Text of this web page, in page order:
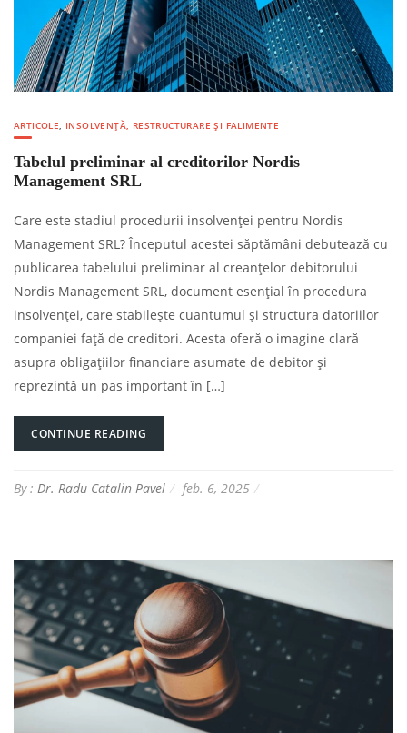
ARTICOLE, INSOLVENȚĂ, RESTRUCTURARE ȘI FALIMENTE
Tabelul preliminar al creditorilor Nordis
Management SRL
Care este stadiul procedurii insolvenței pentru Nordis
Management SRL? Începutul acestei săptămâni debutează cu
publicarea tabelului preliminar al creanțelor debitorului
Nordis Management SRL, document esențial în procedura
insolvenței, care stabilește cuantumul și structura datoriilor
companiei față de creditori. Acesta oferă o imagine clară
asupra obligațiilor financiare asumate de debitor și
reprezintă un pas important în […]
CONTINUE READING
By : Dr. Radu Catalin Pavel feb. 6, 2025